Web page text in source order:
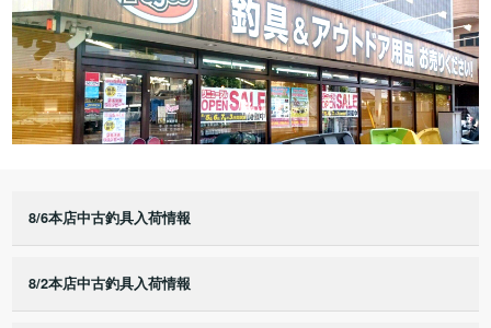
8/6本店中古釣具入荷情報
8/2本店中古釣具入荷情報